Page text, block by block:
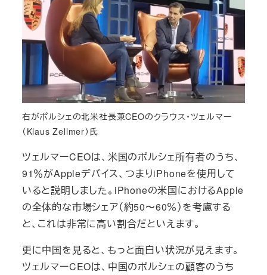
右がポルシェの北米社長兼CEOのクラウス・ツェルマー
（Klaus Zellmer）氏
ツェルマーCEOは、米国のポルシェ所有者のうち、
91％がAppleデバイス、つまりiPhoneを使用して
いると説明しました。iPhoneの米国におけるApple
の全体的な市場シェア（約50〜60％）を考慮する
と、これは非常に高い割合だといえます。
更に中国を見ると、もっと面白い状況が見えます。
ツェルマーCEOは、中国のポルシェの顧客のうち